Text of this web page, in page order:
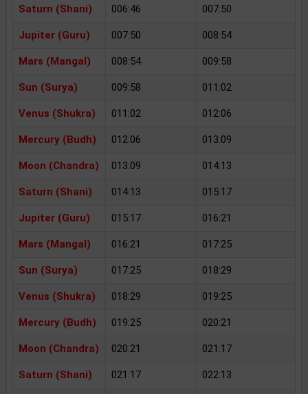
Saturn (Shani) 006:46 007:50
Jupiter (Guru) 007:50 008:54
Mars (Mangal) 008:54 009:58
Sun (Surya) 009:58 011:02
Venus (Shukra) 011:02 012:06
Mercury (Budh) 012:06 013:09
Moon (Chandra) 013:09 014:13
Saturn (Shani) 014:13 015:17
Jupiter (Guru) 015:17 016:21
Mars (Mangal) 016:21 017:25
Sun (Surya) 017:25 018:29
Venus (Shukra) 018:29 019:25
Mercury (Budh) 019:25 020:21
Moon (Chandra) 020:21 021:17
Saturn (Shani) 021:17 022:13